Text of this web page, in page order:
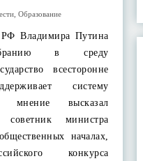
, Образование
РФ Владимира Путина
в среду
всесторонне
систему
мнение высказал
советник министра
началах,
конкурса